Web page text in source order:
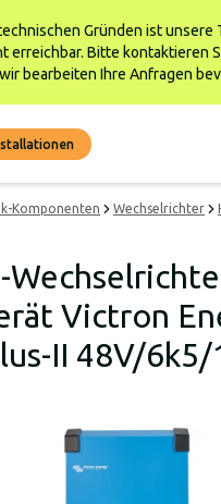
Gründen ist unsere
erreichbar. Bitte kontaktieren
bearbeiten Ihre Anfragen
Komponenten Wechselrichter
Victron
II 48V/6k5/